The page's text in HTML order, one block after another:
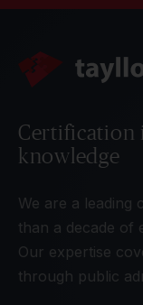
Certification
knowledge
We are a leading
than a decade of
Our expertise
through public